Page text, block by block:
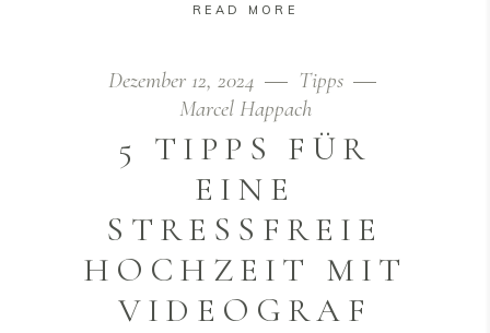
READ MORE
Dezember 12, 2024
Tipps
Marcel Happach
5 TIPPS FÜR
EINE
STRESSFREIE
HOCHZEIT MIT
VIDEOGRAF